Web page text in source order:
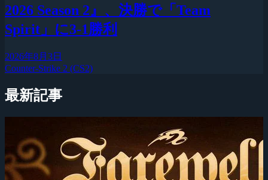
2026 Season 2』、決勝で「Team
Spirit」に3-1勝利
2026年8月3日
Counter-Strike 2 (CS2)
最新記事